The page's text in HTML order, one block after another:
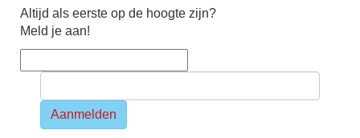
Altijd als eerste op de hoogte zijn?
Meld je aan!
Aanmelden